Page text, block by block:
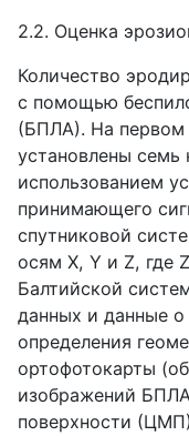
2.2. Оценка
Количество
с помощью
(БПЛА). На первом
установлены семь
использованием
принимающего
спутниковой
осям X, Y и Z, где
Балтийской
данных и данные
определения
ортофотокарты
изображений
поверхности